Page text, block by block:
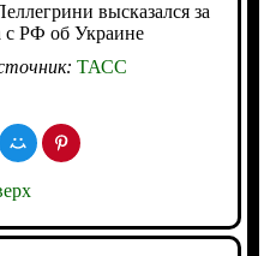
высказался за
с РФ об Украине
ТАСС